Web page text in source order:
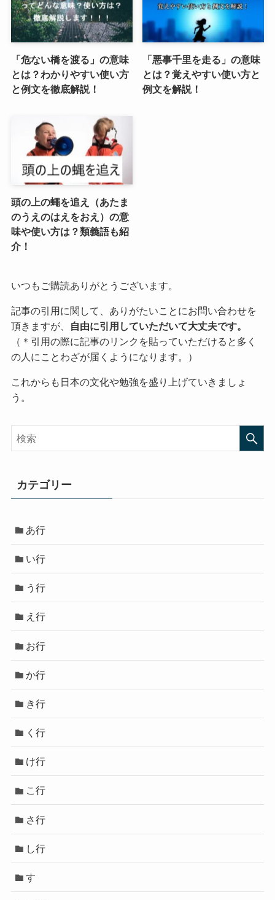
「危ない橋を渡る」の意味
とは？わかりやすい使い方
と例文を徹底解説！
「悪事千里を走る」の意味
とは？覚えやすい使い方と
例文を解説！
頭の上の蠅を追え（あたま
のうえのはえをおえ）の意
味や使い方は？類義語も紹
介！
いつもご購読ありがとうございます。
記事の引用に関して、ありがたいことにお問い合わせを
頂きますが、
自由に引用していただいて大丈夫です。
（＊引用の際に記事のリンクを貼っていただけると多く
の人にことわざが届くようになります。）
これからも日本の文化や勉強を盛り上げていきましょ
う。
カテゴリー
あ行
い行
う行
え行
お行
か行
き行
く行
け行
こ行
さ行
し行
す